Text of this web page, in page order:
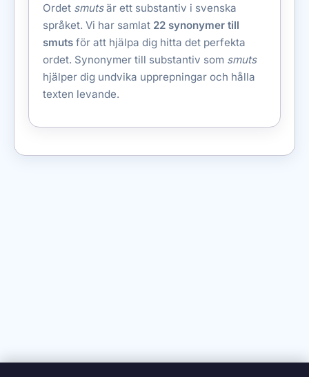
Ordet smutsär ett substantiv i svenska
språket. Vi har samlat 22 synonymer till
smuts för att hjälpa dig hitta det perfekta
ordet. Synonymer till substantiv som smuts
hjälper dig undvika upprepningar och hålla
texten levande.